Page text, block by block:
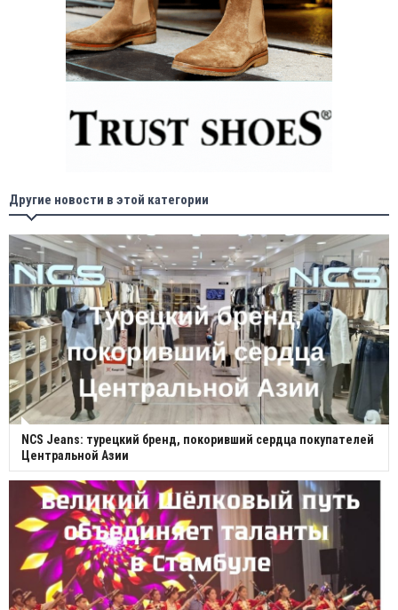
Другие новости в этой категории
NCS Jeans: турецкий бренд, покоривший сердца покупателей
Центральной Азии